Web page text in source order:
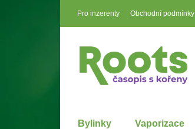
Pro inzerenty Obchodní podmínky
Bylinky Vaporizace